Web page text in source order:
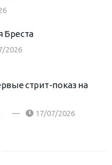
Бреста
2026
стрит-показ на
17/07/2026